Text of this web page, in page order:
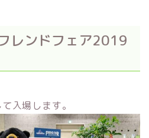
レンドフェア2019
入場します。